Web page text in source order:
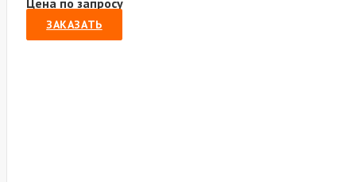
Цена по запросу
ЗАКАЗАТЬ